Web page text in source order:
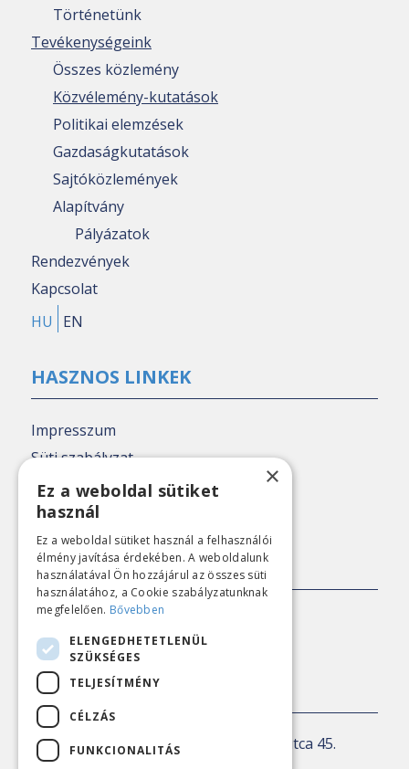
Történetünk
Tevékenységeink
Összes közlemény
Közvélemény-kutatások
Politikai elemzések
Gazdaságkutatások
Sajtóközlemények
Alapítvány
Pályázatok
Rendezvények
Kapcsolat
HU
EN
HASZNOS LINKEK
Impresszum
Süti szabályzat
Adatkezelési tájékoztató
Nézőpont archív
SAJTÓKAPCSOLAT
E-mail: sajto@nezopont.hu
KAPCSOLAT
Levelezési cím:1143 Budapest, Ilka utca 45.
×
Ez a weboldal sütiket
használ
Ez a weboldal sütiket használ a felhasználói
élmény javítása érdekében. A weboldalunk
használatával Ön hozzájárul az összes süti
használatához, a Cookie szabályzatunknak
megfelelően. Bővebben
ELENGEDHETETLENÜL
SZÜKSÉGES
TELJESÍTMÉNY
CÉLZÁS
FUNKCIONALITÁS